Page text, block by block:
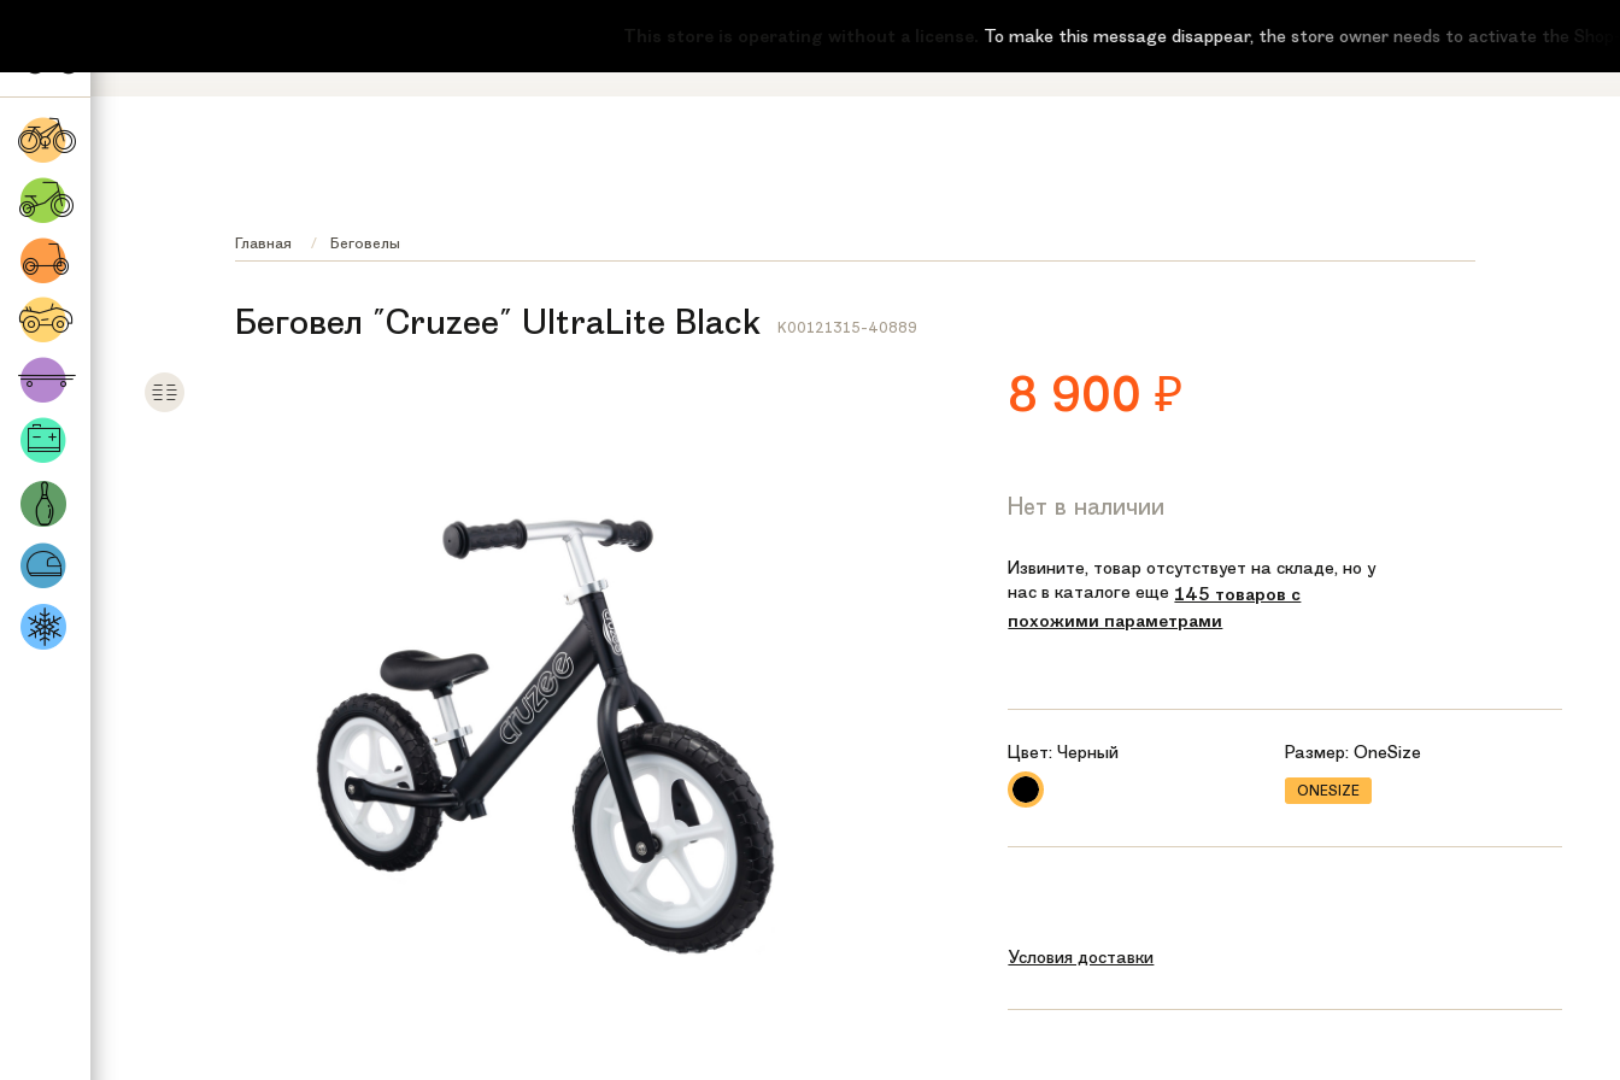
This store is operating without a license.To make this message disappear, the store owner needs to activate the Shop-
Главная Беговелы
Беговел "Cruzee" UltraLite Black K00121315-40889
8 900₽
Нет в наличии
Извините, товар отсутствует на складе, но у
нас в каталоге еще 145 товаров с
похожими параметрами
Цвет:Черный Размер:OneSize
ONESIZE
Условия доставки